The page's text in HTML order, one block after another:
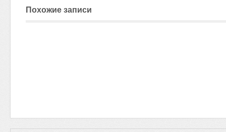
Похожие записи